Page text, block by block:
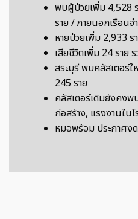
พบผู้ป่วยเพิ่ม 4,528
ราย / ภายนอกเรือนจ
หายป่วยเพิ่ม 2,933 ร
เสียชีวิตเพิ่ม 24 ราย
สระบุรี พบคลัสเตอร์ใ
245 ราย
คลัสเตอร์เดิมยังคง
ก่อสร้าง, แรงงานใน
หมอพร้อม ประกาศง